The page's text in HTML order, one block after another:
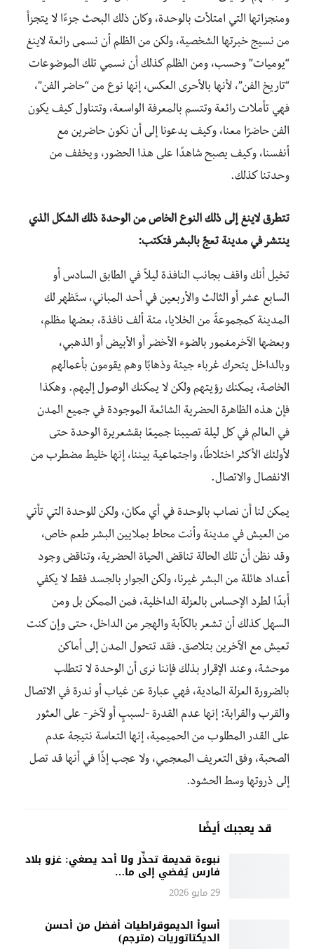
ومنجزاتها التي امتلأت بالوحدة، وكان ذلك البحث جزءًا لا يتجزأ
من نسيج خبرتها الشخصية، ولكن من الظلم أن نسمى رائعة لاينغ
“يوميات” وحسب، ومن الظلم كذلك أن نسمي تلك الموضوعات
“تاريخ الفن”، لأنها بالأحرى العكس، إنها نوع من “حاضر الفن”،
فهي تأملات رائعة وتتسم بالمعرفة الواسعة، وتتناول كيف يكون
الفن حاضرًا معنا، وكيف يدعونا إلى أن نكون حاضرين مع
أنفسنا، وكيف يصبح شاهدًا على هذا الحضور، ويخفف من
وحدتنا كذلك.
تتطرق لاينغ إلى ذلك النوع الخاص من الوحدة ذلك الشكل الذي
ينتشر في مدينة تعجّ بالبشرفتكتب:
تخيل أنك واقف بجانب النافذة ليلاً في الطابق السادس أو
السابع عشر أو الثالث والأربعين في أحد المباني، ستَظهر لك
المدينة كمجموعةً من الخلايا، مئة ألف نافذة، بعضها مظلم،
وبعضها الآخرمغمور بالضوء الأخضر أو الأبيض أو الذهبي،
وبالداخل يتحرك غرباء جيئة وذهابًا وهم يقومون بأعمالهم
الخاصة، يمكنك رؤيتهم ولكن لا يمكنك الوصول إليهم. وهكذا
فإن هذه الظاهرة الحضرية الشائعة الموجودة في جميع المدن
في العالم في كل ليلة تصيبنا جميعًا بقشعريرة الوحدة حتى
لأولئك الأكثر اختلاطًا، واجتماعية بيننا، إنها خليط مضطرب من
الانفصال والاتصال.
يمكن لنا أن نصاب بالوحدة في أي مكان، ولكن للوحدة التي تأتي
من العيش في مدينة وأنت محاط بملايين البشر طعم خاص،
وقد نظن أن تلك الحالة تناقض الحياة الحضرية، وتناقض وجود
أعداد هائلة من البشر غيرنا، ولكن الجوار بالجسد فقط لا يكفي
أبدًا لطرد الإحساس بالعزلة الداخلية، فمن الممكن بل ومن
السهل كذلك أن تشعر بالكآبة والهجر من الداخل، حتى وإن كنت
تعيش مع الآخرين بتلاصق. فقد تتحول المدن إلى أماكن
موحشة، وعند الإقرار بذلك فإننا نرى أن الوحدة لا تتطلب
بالضرورة العزلة المادية، فهي عبارة عن غياب أو ندرة في الاتصال
والقرب والقرابة: إنها عدم القدرة -لسببٍ أو لآخر- على العثور
على القدر المطلوب من الحميمية، إنها التعاسة نتيجة عدم
الصحبة، وفق التعريف المعجمي، ولا عجب إذًا في أنها قد تصل
إلى ذروتها وسط الحشود.
قد يعجبك أيضًا
نبوءة قديمة تحذِّر ولا أحد يصغي: غزو بلاد
فارس يُفضي إلى ما…
29 مايو 2026
أسوأ الديموقراطيات أفضل من أحسن
الديكتاتوريات (مترجم)